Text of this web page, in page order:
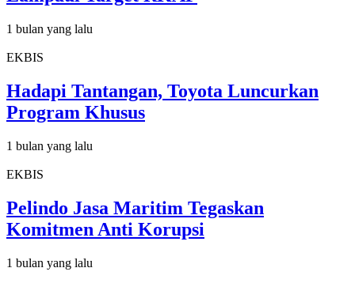
1 bulan yang lalu
EKBIS
Hadapi Tantangan, Toyota Luncurkan
Program Khusus
1 bulan yang lalu
EKBIS
Pelindo Jasa Maritim Tegaskan
Komitmen Anti Korupsi
1 bulan yang lalu